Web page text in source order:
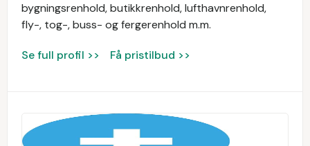
bygningsrenhold, butikkrenhold, lufthavnrenhold,
fly-, tog-, buss- og fergerenhold m.m.
Se full profil >> Få pristilbud >>